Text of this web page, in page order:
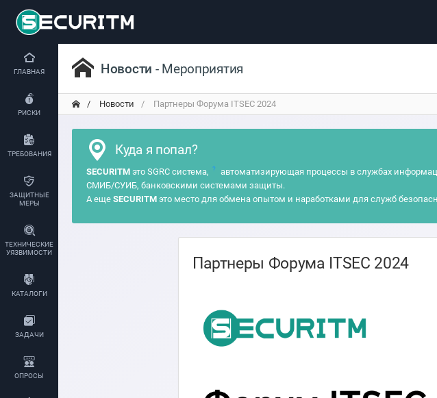
ГЛАВНАЯ
РИСКИ
ТРЕБОВАНИЯ
ЗАЩИТНЫЕ
МЕРЫ
ТЕХНИЧЕСКИЕ
УЯЗВИМОСТИ
КАТАЛОГИ
ЗАДАЧИ
ОПРОСЫ
Новости - Мероприятия
Новости Партнеры Форума ITSEC 2024
Куда я попал?
SECURITM это SGRC система, ? автоматизирующая процессы в службах
СМИБ/СУИБ, банковскими системами защиты.
А еще SECURITM это место для обмена опытом и наработками для служб
Партнеры Форума ITSEC 2024